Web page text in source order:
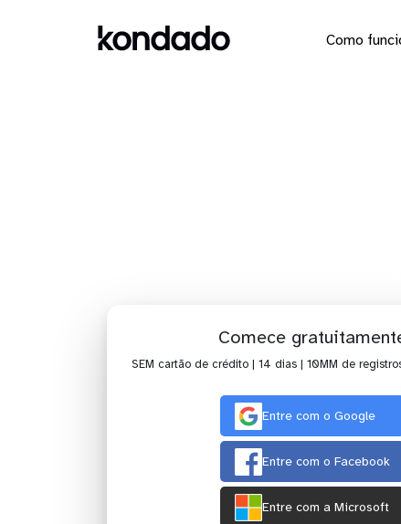
Como
Comece
SEM cartão de crédito | 14 dias | 10MM de
Entre com o Google
Entre com o Facebook
Entre com a Microsoft